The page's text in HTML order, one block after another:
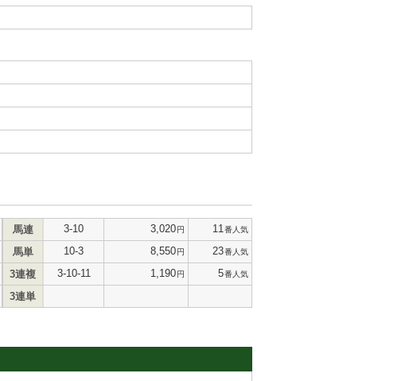
馬連 3-10 3,020円 11 番人気
馬単 10-3 8,550円 23番人気
3連複 3-10-11 1,190円 5番人気
3連単